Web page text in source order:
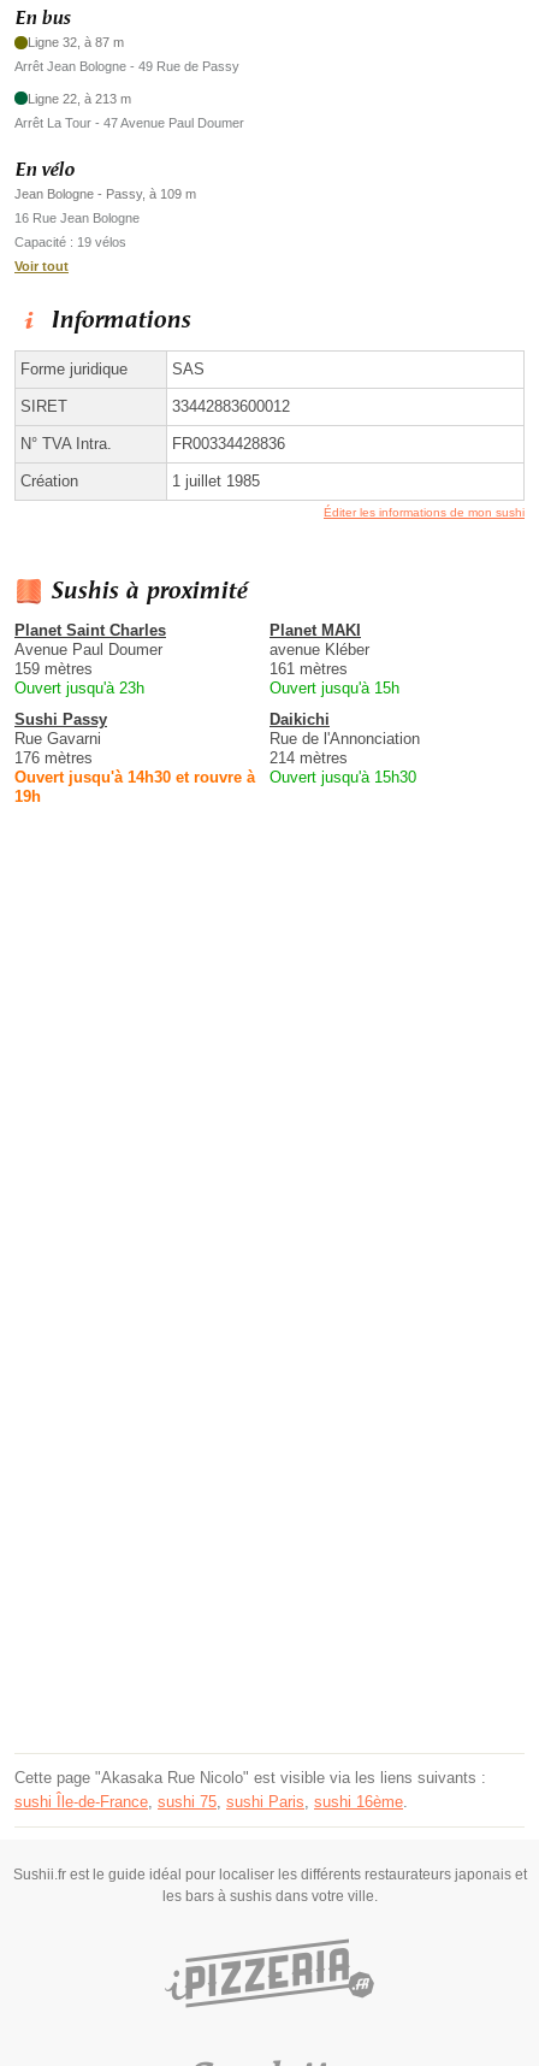
En bus
Ligne 32, à 87 m
Arrêt Jean Bologne - 49 Rue de Passy
Ligne 22, à 213 m
Arrêt La Tour - 47 Avenue Paul Doumer
En vélo
Jean Bologne - Passy, à 109 m
16 Rue Jean Bologne
Capacité : 19 vélos
Voir tout
Informations
Forme juridique SAS
SIRET 33442883600012
N° TVA Intra. FR00334428836
Création 1 juillet 1985
Éditer les informations de mon sushi
Sushis à proximité
Planet Saint Charles
Avenue Paul Doumer
159 mètres
Ouvert jusqu'à 23h
Planet MAKI
avenue Kléber
161 mètres
Ouvert jusqu'à 15h
Sushi Passy
Rue Gavarni
176 mètres
Ouvert jusqu'à 14h30 et rouvre à
19h
Daikichi
Rue de l'Annonciation
214 mètres
Ouvert jusqu'à 15h30
Cette page "Akasaka Rue Nicolo" est visible via les liens suivants :
sushi Île-de-France, sushi 75, sushi Paris, sushi 16ème.
Sushii.fr est le guide idéal pour localiser les différents restaurateurs japonais et
les bars à sushis dans votre ville.